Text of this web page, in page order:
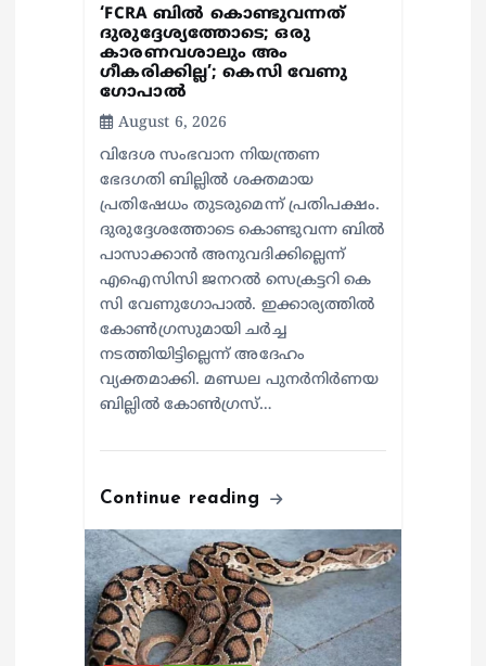
‘FCRA ബിൽ കൊണ്ടുവന്നത്
ദുരുദ്ദേശ്യത്തോടെ; ഒരു
കാരണവശാലും അം​
ഗീകരിക്കില്ല’; കെസി വേണു​
ഗോപാൽ
August 6, 2026
വിദേശ സംഭവാന നിയന്ത്രണ
ഭേദഗതി ബില്ലിൽ ശക്തമായ
പ്രതിഷേധം തുടരുമെന്ന് പ്രതിപക്ഷം.
ദുരുദ്ദേശത്തോടെ കൊണ്ടുവന്ന ബിൽ
പാസാക്കാൻ അനുവദിക്കില്ലെന്ന്
എഐസിസി ജനറൽ സെക്രട്ടറി കെ
സി വേണുഗോപാൽ. ഇക്കാര്യത്തിൽ
കോൺഗ്രസുമായി ചർച്ച
നടത്തിയിട്ടില്ലെന്ന് അദേഹം
വ്യക്തമാക്കി. മണ്ഡല പുനർനിർണയ
ബില്ലിൽ കോൺഗ്രസ്…
Continue reading